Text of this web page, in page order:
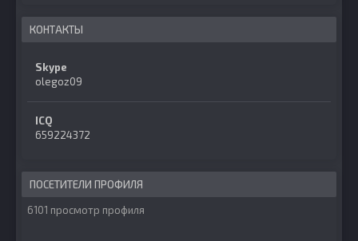
КОНТАКТЫ
Skype
olegoz09
ICQ
659224372
ПОСЕТИТЕЛИ ПРОФИЛЯ
6101 просмотр профиля